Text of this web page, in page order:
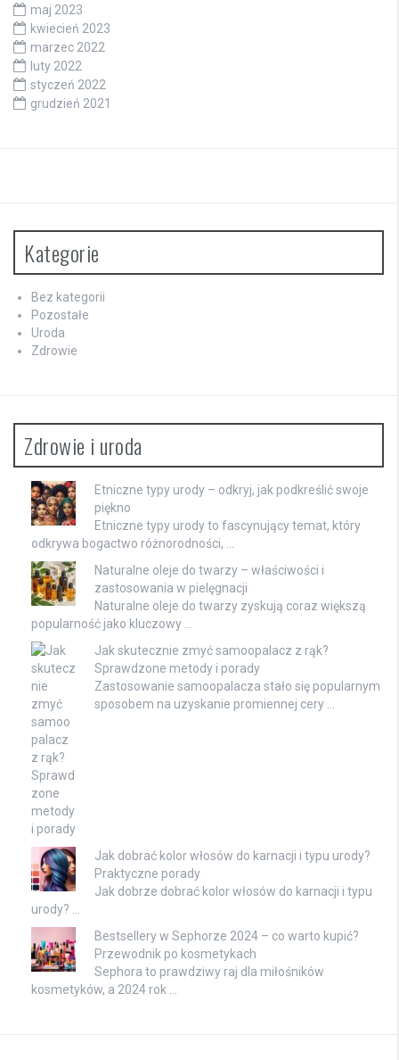
maj 2023
kwiecień 2023
marzec 2022
luty 2022
styczeń 2022
grudzień 2021
Kategorie
Bez kategorii
Pozostałe
Uroda
Zdrowie
Zdrowie i uroda
Etniczne typy urody – odkryj, jak podkreślić swoje
piękno
Etniczne typy urody to fascynujący temat, który
odkrywa bogactwo różnorodności, …
Naturalne oleje do twarzy – właściwości i
zastosowania w pielęgnacji
Naturalne oleje do twarzy zyskują coraz większą
popularność jako kluczowy …
Jak skutecznie zmyć samoopalacz z rąk?
Sprawdzone metody i porady
Zastosowanie samoopalacza stało się popularnym
sposobem na uzyskanie promiennej cery …
Jak dobrać kolor włosów do karnacji i typu urody?
Praktyczne porady
Jak dobrze dobrać kolor włosów do karnacji i typu
urody? …
Bestsellery w Sephorze 2024 – co warto kupić?
Przewodnik po kosmetykach
Sephora to prawdziwy raj dla miłośników
kosmetyków, a 2024 rok …